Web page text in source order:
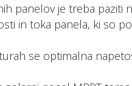
panelov je treba paziti
in toka panela, ki so
se optimalna